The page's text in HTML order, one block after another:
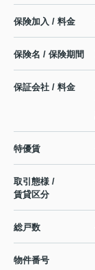
保険加入 / 料金
保険名 / 保険期間
保証会社 / 料金
特優賃
取引態様 /
賃貸区分
総戸数
物件番号